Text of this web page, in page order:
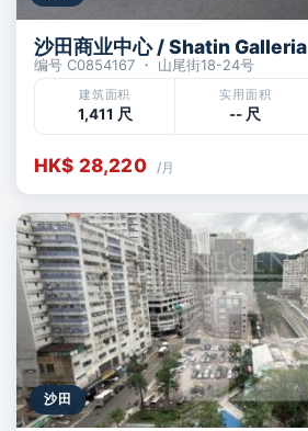
沙田商业中心 / Shatin Galleria
编号 C0854167 ・ 山尾街18-24号
建筑面积
1,411 尺
实用面积
-- 尺
HK$ 28,220 /月
沙田